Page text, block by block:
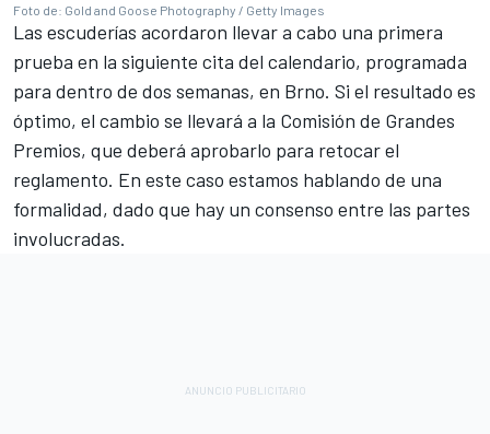
Foto de: Gold and Goose Photography / Getty Images
Las escuderías acordaron llevar a cabo una primera
prueba en la siguiente cita del calendario, programada
para dentro de dos semanas, en Brno. Si el resultado es
óptimo, el cambio se llevará a la Comisión de Grandes
Premios, que deberá aprobarlo para retocar el
reglamento. En este caso estamos hablando de una
formalidad, dado que hay un consenso entre las partes
involucradas.